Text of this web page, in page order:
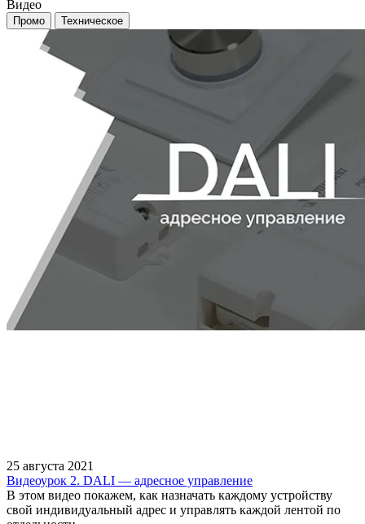
Видео
Промо Техническое
25 августа 2021
Видеоурок 2. DALI — адресное управление
В этом видео покажем, как назначать каждому устройству
свой индивидуальный адрес и управлять каждой лентой по